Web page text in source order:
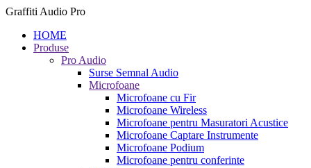
Graffiti Audio Pro
HOME
Produse
Pro Audio
Surse Semnal Audio
Microfoane
Microfoane cu Fir
Microfoane Wireless
Microfoane pentru Masuratori Acustice
Microfoane Captare Instrumente
Microfoane Podium
Microfoane pentru conferinte